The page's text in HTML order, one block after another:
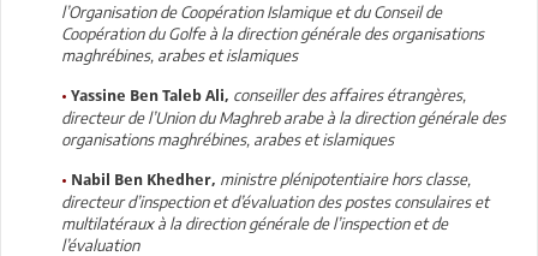
l’Organisation de Coopération Islamique et du Conseil de
Coopération du Golfe à la direction générale des organisations
maghrébines, arabes et islamiques
• Yassine Ben Taleb Ali, conseiller des affaires étrangères,
directeur de l’Union du Maghreb arabe à la direction générale des
organisations maghrébines, arabes et islamiques
• Nabil Ben Khedher, ministre plénipotentiaire hors classe,
directeur d’inspection et d’évaluation des postes consulaires et
multilatéraux à la direction générale de l’inspection et de
l’évaluation